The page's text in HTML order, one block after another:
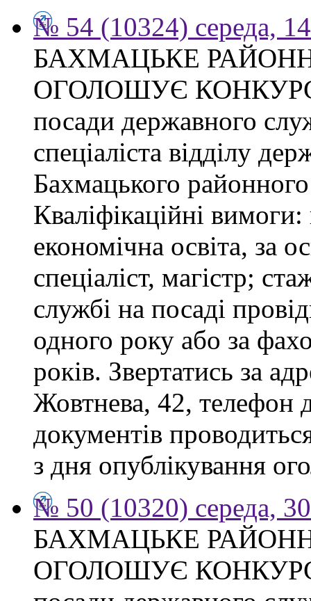
№ 54 (10324) середа,
БАХМАЦЬКЕ
ОГОЛОШУЄ КОНКУРС
посади державного
спеціаліста відділу
Бахмацького
Кваліфікаційні
економічна освіта, за
спеціаліст, магістр;
службі на посаді
одного року або за
років. Звертатись за
Жовтнева, 42, телефон
документів
з дня опублікування
№ 50 (10320) середа,
БАХМАЦЬКЕ
ОГОЛОШУЄ КОНКУРС